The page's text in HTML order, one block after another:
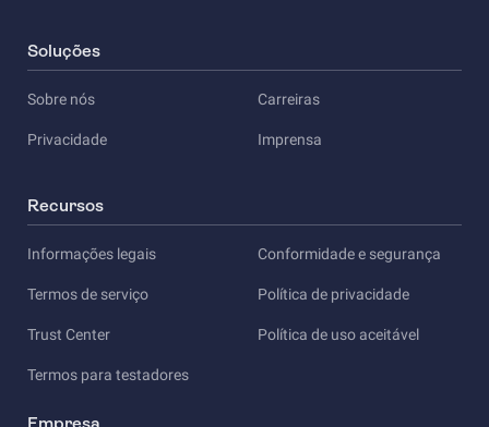
Soluções
Sobre nós Carreiras
Privacidade Imprensa
Recursos
Informações legais Conformidade e segurança
Termos de serviço Política de privacidade
Trust Center Política de uso aceitável
Termos para testadores
Empresa